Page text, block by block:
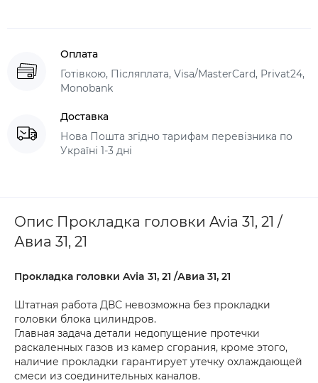
Оплата
Готівкою, Післяплата, Visa/MasterCard, Privat24,
Monobank
Доставка
Нова Пошта згідно тарифам перевізника по
Україні 1-3 дні
Опис Прокладка головки Avia 31, 21 /
Авиа 31, 21
Прокладка головки Avia 31, 21 /Авиа 31, 21
Штатная работа ДВС невозможна без прокладки
головки блока цилиндров.
Главная задача детали недопущение протечки
раскаленных газов из камер сгорания, кроме этого,
наличие прокладки гарантирует утечку охлаждающей
смеси из соединительных каналов.